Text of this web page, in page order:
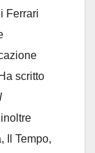
Ferrari
scritto
Il Tempo,